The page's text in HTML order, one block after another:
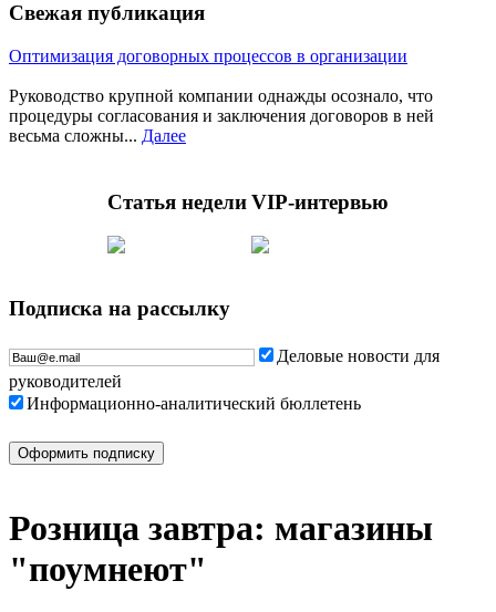
Свежая публикация
Оптимизация договорных процессов в организации
Руководство крупной компании однажды осознало, что
процедуры согласования и заключения договоров в ней
весьма сложны... Далее
Статья неделиVIP-интервью
Подписка на рассылку
Деловые новости для
руководителей
Информационно-аналитический бюллетень
Розница завтра: магазины
"поумнеют"